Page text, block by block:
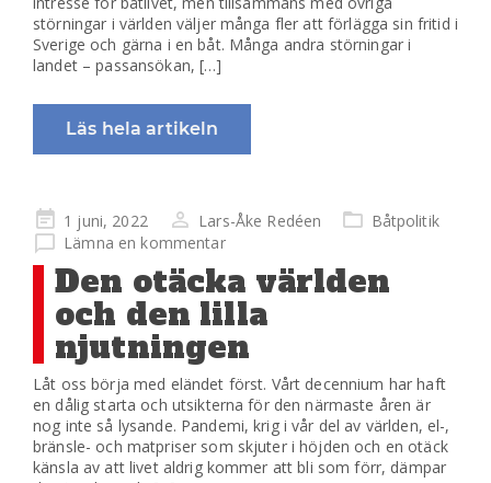
störningar i världen väljer många fler att förlägga sin fritid i
Sverige och gärna i en båt. Många andra störningar i
landet – passansökan, […]
Läs hela artikeln
Publicerad
på
1 juni, 2022 Lars-Åke Redéen
Båtpolitik
Lämna en kommentar
Den otäcka världen
och den lilla
njutningen
Låt oss börja med eländet först. Vårt decennium har haft
en dålig starta och utsikterna för den närmaste åren är
nog inte så lysande. Pandemi, krig i vår del av världen, el-,
bränsle- och matpriser som skjuter i höjden och en otäck
känsla av att livet aldrig kommer att bli som förr, dämpar